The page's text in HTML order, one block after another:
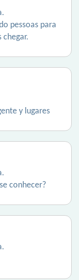
pessoas para
chegar.
y lugares
conhecer?